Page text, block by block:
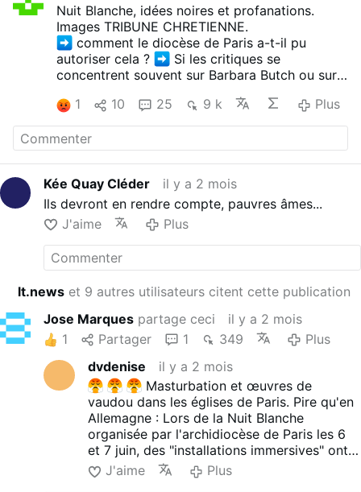
Nuit Blanche, idées noires et profanations.
Images TRIBUNE CHRETIENNE.
comment le diocèse de Paris a-t-il pu
autoriser cela ?
Si les critiques se
concentrent souvent sur Barbara Butch ou sur
ailleurs
Pourquoi les autorités diocésaines
ont-elles accepté que des églises soient
intégrés à une telle programmation ?
1 10 25 9 k Plus
Kée Quay Cléder
il y a 2 mois
Ils devront en rendre compte, pauvres âmes...
J'aime
Plus
lt.news et 9 autres utilisateurs citent cette publication
Jose Marques partage ceci
il y a 2 mois
1
Partager 1 349
Plus
dvdenise
il y a 2 mois
Masturbation et œuvres de
vaudou dans les églises de Paris. Pire qu'en
Allemagne : Lors de la Nuit Blanche
organisée par l'archidiocèse de Paris les 6
et 7 juin, des "installations immersives" ont
été installées dans les églises. Cet
événement tristement célèbre a été dirigé
J'aime Plus